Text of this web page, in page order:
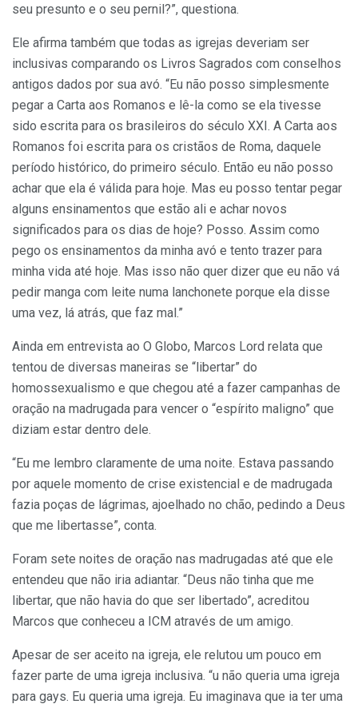
seu presunto e o seu pernil?”, questiona.
Ele afirma também que todas as igrejas deveriam ser
inclusivas comparando os Livros Sagrados com conselhos
antigos dados por sua avó. “Eu não posso simplesmente
pegar a Carta aos Romanos e lê-la como se ela tivesse
sido escrita para os brasileiros do século XXI. A Carta aos
Romanos foi escrita para os cristãos de Roma, daquele
período histórico, do primeiro século. Então eu não posso
achar que ela é válida para hoje. Mas eu posso tentar pegar
alguns ensinamentos que estão ali e achar novos
significados para os dias de hoje? Posso. Assim como
pego os ensinamentos da minha avó e tento trazer para
minha vida até hoje. Mas isso não quer dizer que eu não vá
pedir manga com leite numa lanchonete porque ela disse
uma vez, lá atrás, que faz mal.”
Ainda em entrevista ao O Globo, Marcos Lord relata que
tentou de diversas maneiras se “libertar” do
homossexualismo e que chegou até a fazer campanhas de
oração na madrugada para vencer o “espírito maligno” que
diziam estar dentro dele.
“Eu me lembro claramente de uma noite. Estava passando
por aquele momento de crise existencial e de madrugada
fazia poças de lágrimas, ajoelhado no chão, pedindo a Deus
que me libertasse”, conta.
Foram sete noites de oração nas madrugadas até que ele
entendeu que não iria adiantar. “Deus não tinha que me
libertar, que não havia do que ser libertado”, acreditou
Marcos que conheceu a ICM através de um amigo.
Apesar de ser aceito na igreja, ele relutou um pouco em
fazer parte de uma igreja inclusiva. “u não queria uma igreja
para gays. Eu queria uma igreja. Eu imaginava que ia ter uma